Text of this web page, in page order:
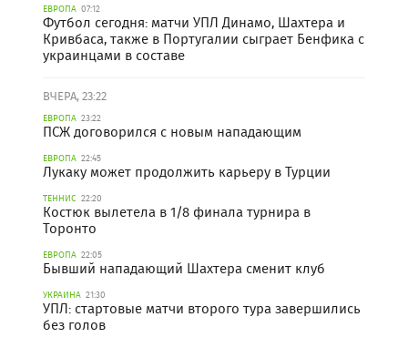
ЕВРОПА 07:12
Футбол сегодня: матчи УПЛ Динамо, Шахтера и
Кривбаса, также в Португалии сыграет Бенфика с
украинцами в составе
ВЧЕРА, 23:22
ЕВРОПА 23:22
ПСЖ договорился с новым нападающим
ЕВРОПА 22:45
Лукаку может продолжить карьеру в Турции
ТЕННИС 22:20
Костюк вылетела в 1/8 финала турнира в
Торонто
ЕВРОПА 22:05
Бывший нападающий Шахтера сменит клуб
УКРАИНА 21:30
УПЛ: стартовые матчи второго тура завершились
без голов